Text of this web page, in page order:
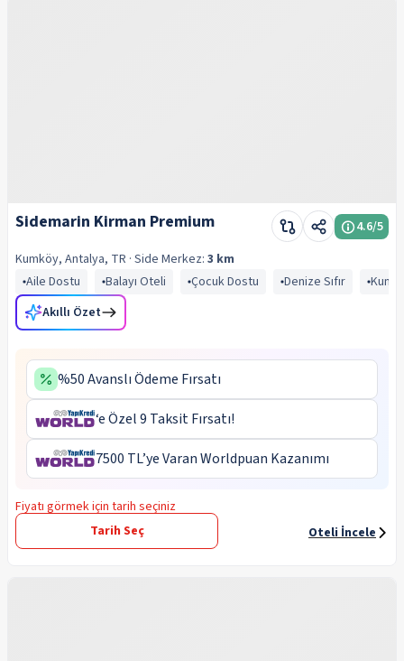
Sidemarin Kirman Premium 4.6/5
Kumköy, Antalya, TR · Side Merkez: 3 km
Aile Dostu
Balayı Oteli Çocuk Dostu Denize Sıfır
Kum
Akıllı Özet
%50 Avanslı Ödeme Fırsatı
‘e Özel 9 Taksit Fırsatı!
7500 TL’ye Varan Worldpuan Kazanımı
Fiyatı görmek için tarih seçiniz
Tarih Seç
Oteli İncele